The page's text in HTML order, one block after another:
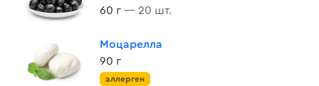
60 г — 20 шт.
Моцарелла
90 г
аллерген